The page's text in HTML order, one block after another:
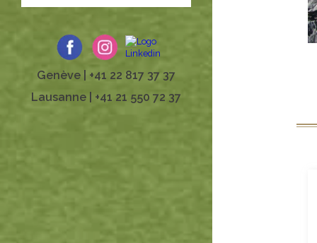
Genève | +41 22 817 37 37
Lausanne | +41 21 550 72 37